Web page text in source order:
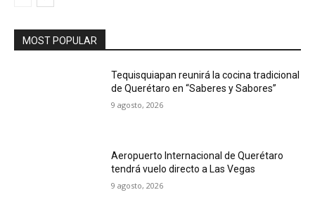
MOST POPULAR
Tequisquiapan reunirá la cocina tradicional
de Querétaro en “Saberes y Sabores”
9 agosto, 2026
Aeropuerto Internacional de Querétaro
tendrá vuelo directo a Las Vegas
9 agosto, 2026